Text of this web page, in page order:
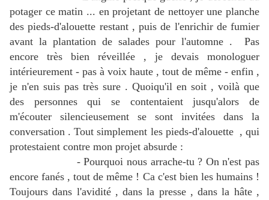
potager ce matin ... en projetant de nettoyer une planche
des pieds-d'alouette restant , puis de l'enrichir de fumier
avant la plantation de salades pour l'automne . Pas
encore très bien réveillée , je devais monologuer
intérieurement - pas à voix haute , tout de même - enfin ,
je n'en suis pas très sure . Quoiqu'il en soit , voilà que
des personnes qui se contentaient jusqu'alors de
m'écouter silencieusement se sont invitées dans la
conversation . Tout simplement les pieds-d'alouette , qui
protestaient contre mon projet absurde :
- Pourquoi nous arrache-tu ? On n'est pas
encore fanés , tout de même ! Ca c'est bien les humains !
Toujours dans l'avidité , dans la presse , dans la hâte ,